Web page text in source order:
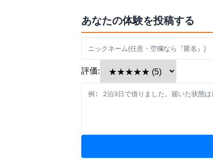
あなたの体験を投稿する
評価: